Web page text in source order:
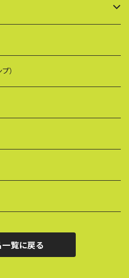
対応アルミゲート）
）
覧に戻る